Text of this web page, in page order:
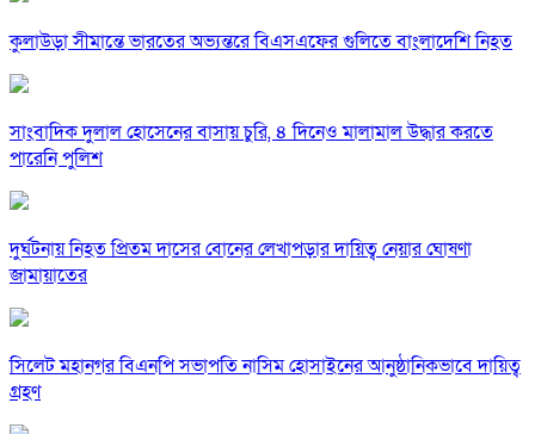
কুলাউড়া সীমান্তে ভারতের অভ্যন্তরে বিএসএফের গুলিতে বাংলাদেশি নিহত
সাংবাদিক দুলাল হোসেনের বাসায় চুরি, ৪ দিনেও মালামাল উদ্ধার করতে
পারেনি পুলিশ
দুর্ঘটনায় নিহত প্রিতম দাসের বোনের লেখাপড়ার দায়িত্ব নেয়ার ঘোষণা
জামায়াতের
সিলেট মহানগর বিএনপি সভাপতি নাসিম হোসাইনের আনুষ্ঠানিকভাবে দায়িত্ব
গ্রহণ